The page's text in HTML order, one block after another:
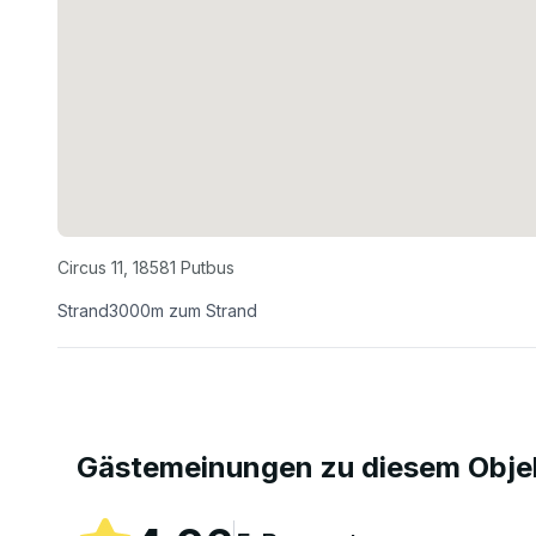
Circus 11 18581 Putbus
Strand3000m zum Strand
Gästemeinungen zu diesem